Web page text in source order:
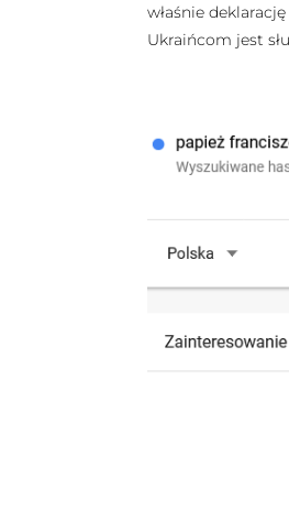
właśnie
Ukraińcom jest